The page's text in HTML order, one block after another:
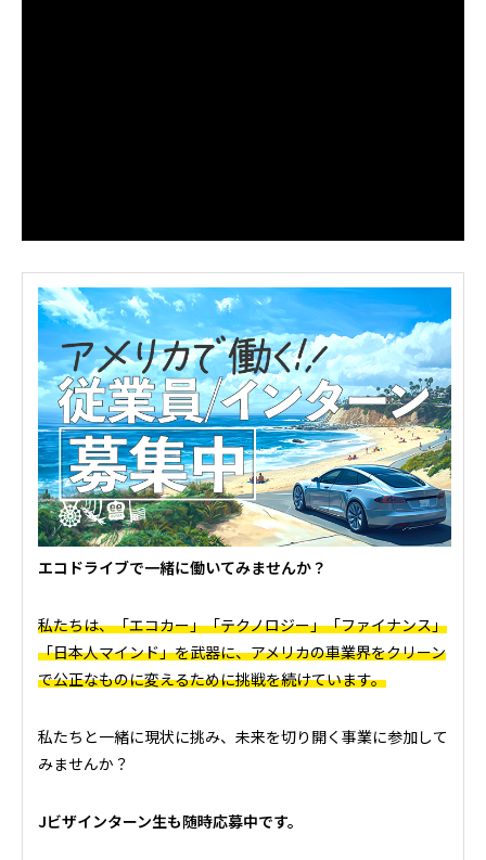
エコドライブで一緒に働いてみませんか？
私たちは、「エコカー」「テクノロジー」「ファイナンス」
「日本人マインド」を武器に、アメリカの車業界をクリーン
で公正なものに変えるために挑戦を続けています。
私たちと一緒に現状に挑み、未来を切り開く事業に参加して
みませんか？
Jビザインターン生も随時応募中です。